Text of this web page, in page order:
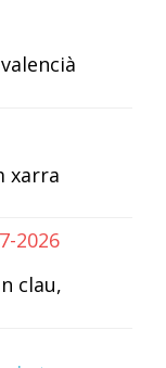
xarra
2026
clau,